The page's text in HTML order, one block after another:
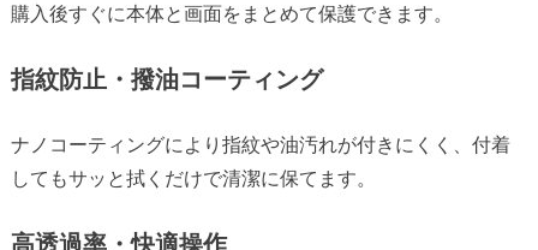
購入後すぐに本体と画面をまとめて保護できます。
指紋防止・撥油コーティング
ナノコーティングにより指紋や油汚れが付きにくく、付着
してもサッと拭くだけで清潔に保てます。
高透過率・快適操作